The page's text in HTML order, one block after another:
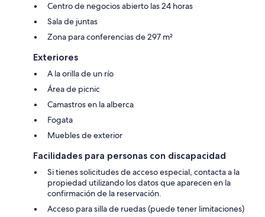
Centro de negocios abierto las 24 horas
Sala de juntas
Zona para conferencias de 297 m²
Exteriores
A la orilla de un río
Área de picnic
Camastros en la alberca
Fogata
Muebles de exterior
Facilidades para personas con discapacidad
Si tienes solicitudes de acceso especial, contacta a la
propiedad utilizando los datos que aparecen en la
confirmación de la reservación.
Acceso para silla de ruedas (puede tener limitaciones)